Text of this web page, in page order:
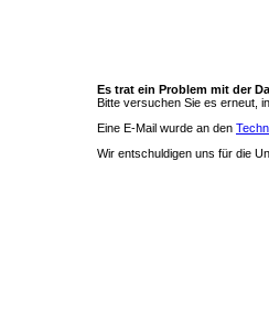
Es trat ein Problem mit der
Bitte versuchen Sie es erneut,
Eine E-Mail wurde an den
Wir entschuldigen uns für die